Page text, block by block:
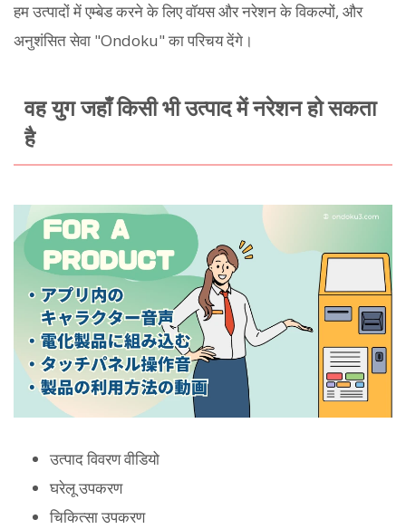
हम उत्पादों में एम्बेड करने के लिए वॉयस और नरेशन के विकल्पों, और
अनुशंसित सेवा "Ondoku" का परिचय देंगे।
वह युग जहाँ किसी भी उत्पाद में नरेशन हो सकता
है
उत्पाद विवरण वीडियो
घरेलू उपकरण
चिकित्सा उपकरण